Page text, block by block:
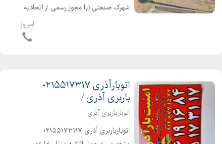
شهرک صنعتی (با مجوز رسمی از اتحادیه
باربری ) متخصص درحمل اثاثیه منزلامروز
اتوبارآذری ۰۲۱۵۵۱۷۳۱۷
باربری آذری /
اتوبارباربری آذری
اتوبارباربری آذری ۰۲۱۵۵۱۷۳۱۱۷